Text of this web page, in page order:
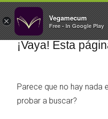
× Vegamecum
Free - In Google Play
FILTROS
🎉 Sant Joan 🎉
¡Vaya! Esta
Parece que no hay nada
probar a buscar?